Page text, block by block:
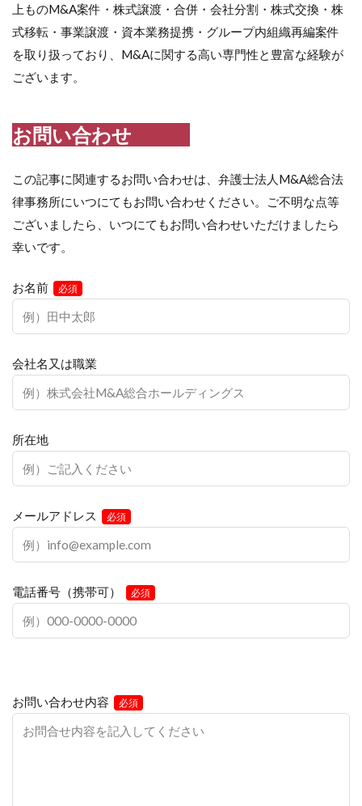
上ものM&A案件・株式譲渡・合併・会社分割・株式交換・株
式移転・事業譲渡・資本業務提携・グループ内組織再編案件
を取り扱っており、M&Aに関する高い専門性と豊富な経験が
ございます。
お問い合わせ
この記事に関連するお問い合わせは、弁護士法人M&A総合法
律事務所にいつにてもお問い合わせください。ご不明な点等
ございましたら、いつにてもお問い合わせいただけましたら
幸いです。
お名前 必須
会社名又は職業
所在地
メールアドレス 必須
電話番号（携帯可） 必須
お問い合わせ内容 必須